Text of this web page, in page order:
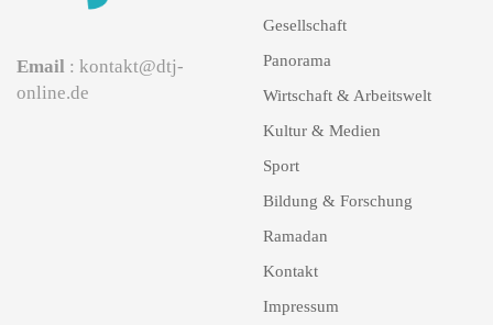
Email : kontakt@dtj-
online.de
Gesellschaft
Panorama
Wirtschaft & Arbeitswelt
Kultur & Medien
Sport
Bildung & Forschung
Ramadan
Kontakt
Impressum